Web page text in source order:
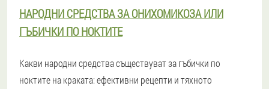
НАРОДНИ СРЕДСТВА ЗА ОНИХОМИКОЗА ИЛИ
ГЪБИЧКИ ПО НОКТИТЕ
Какви народни средства съществуват за гъбички по
ноктите на краката: ефективни рецепти и тяхното